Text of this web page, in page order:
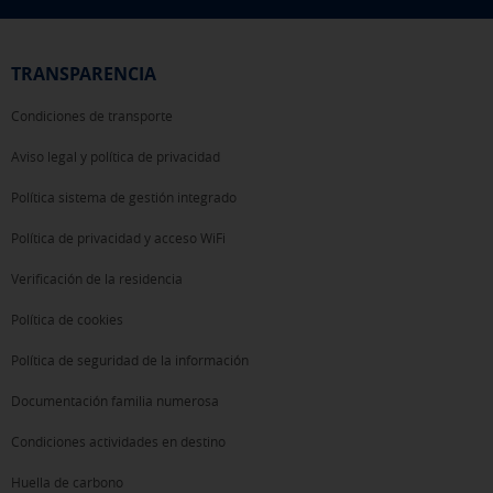
TRANSPARENCIA
Condiciones de transporte
Aviso legal y política de privacidad
Política sistema de gestión integrado
Política de privacidad y acceso WiFi
Verificación de la residencia
Política de cookies
Política de seguridad de la información
Documentación familia numerosa
Condiciones actividades en destino
Huella de carbono